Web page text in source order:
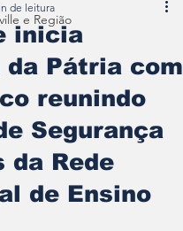
e Região
inicia
da Pátria com
reunindo
Segurança
da Rede
de Ensino
de leitura